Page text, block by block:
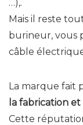
…),.
Mais il reste
burineur, vous
câble
La marque fait
la fabrication
Cette